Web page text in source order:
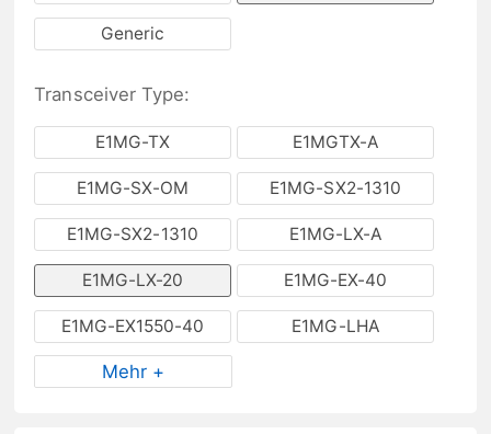
Generic
Transceiver Type:
E1MG-TX E1MGTX-A
E1MG-SX-OM E1MG-SX2-1310
E1MG-SX2-1310 E1MG-LX-A
E1MG-LX-20 E1MG-EX-40
E1MG-EX1550-40 E1MG-LHA
Mehr +